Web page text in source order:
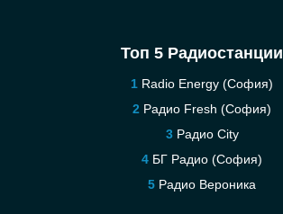
Топ 5 Радиостанции
Radio Energy (София)
Радио Fresh (София)
Pадио City
БГ Радио (София)
Радио Вероника